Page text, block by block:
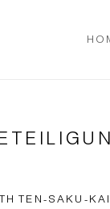
TEN-SAKU-